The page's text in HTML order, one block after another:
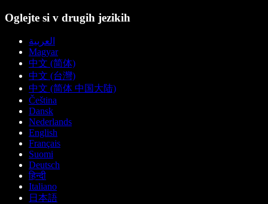
Oglejte si v drugih jezikih
العربية
Magyar
中文 (简体)
中文 (台灣)
中文 (简体 中国大陆)
Čeština
Dansk
Nederlands
English
Français
Suomi
Deutsch
हिन्दी
Italiano
日本語